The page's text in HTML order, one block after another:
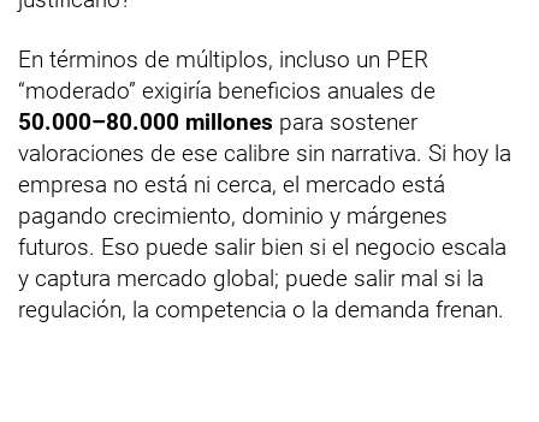
En términos de múltiplos, incluso un PER
“moderado” exigiría beneficios anuales de
50.000–80.000 millones para sostener
valoraciones de ese calibre sin narrativa. Si hoy la
empresa no está ni cerca, el mercado está
pagando crecimiento, dominio y márgenes
futuros. Eso puede salir bien si el negocio escala
y captura mercado global; puede salir mal si la
regulación, la competencia o la demanda frenan.